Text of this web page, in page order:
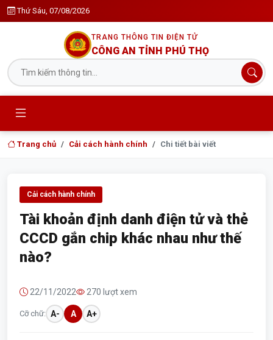
Thứ Sáu, 07/08/2026
TRANG THÔNG TIN ĐIỆN TỬ
CÔNG AN TỈNH PHÚ THỌ
Trang chủ Cải cách hành chính Chi tiết bài viết
Cải cách hành chính
Tài khoản định danh điện tử và thẻ
CCCD gắn chip khác nhau như thế
nào?
22/11/2022 270 lượt xem
Cỡ chữ: A- A A+